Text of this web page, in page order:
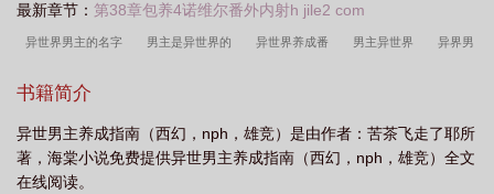
最新章节： 第38章包养4诺维尔番外内射h jile2 com
异世界男主的名字 男主是异世界的 异世界养成番 男主异世界 异界男
界男主无敌番
些 男主异世升级流 异世养成文 异世界超强男主 np异世男主都超级强
大 异世界男主图片 异世男人 异世界男主养成指南 百度 穿越异世界男
书籍简介
异世男主养成指南（西幻，nph，雄竞）是由作者：苦茶飞走了耶所
著，海棠小说免费提供异世男主养成指南（西幻，nph，雄竞）全文
在线阅读。